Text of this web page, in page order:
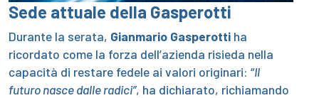
Sede attuale della Gasperotti
Durante la serata, Gianmario Gasperotti ha
ricordato come la forza dell’azienda risieda nella
capacità di restare fedele ai valori originari: “Il
futuro nasce dalle radici”, ha dichiarato, richiamando